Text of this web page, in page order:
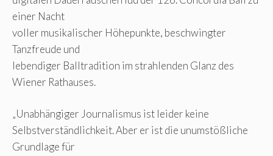
einer Nacht
voller musikalischer Höhepunkte, beschwingter
Tanzfreude und
lebendiger Balltradition im strahlenden Glanz des
Wiener Rathauses.
„Unabhängiger Journalismus ist leider keine
Selbstverständlichkeit. Aber er ist die unumstößliche
Grundlage für